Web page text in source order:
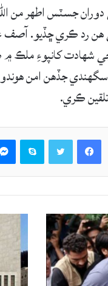
جسٽس اطهر من
ڪري ڇڏيو. آصف
شهادت کانپوءِ ملڪ
جڏهن امن هوندو.
ڪري.
Facebook
Skype